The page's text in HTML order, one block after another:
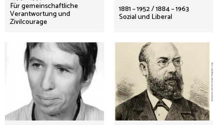
Für gemeinschaftliche
Verantwortung und
Zivilcourage
1881 – 1952 / 1884 – 1963
Sozial und Liberal